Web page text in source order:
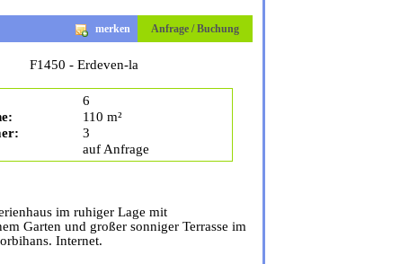
Anfrage / Buchung
merken
F1450 - Erdeven-la
6
110 m²
3
auf Anfrage
im ruhiger Lage mit
Garten und großer sonniger Terrasse im
Internet.